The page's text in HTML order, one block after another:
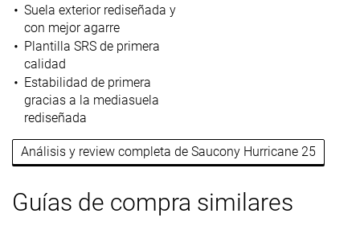
Suela exterior rediseñada y
con mejor agarre
Plantilla SRS de primera
calidad
Estabilidad de primera
gracias a la mediasuela
rediseñada
Análisis y review completa de Saucony Hurricane 25
Guías de compra similares